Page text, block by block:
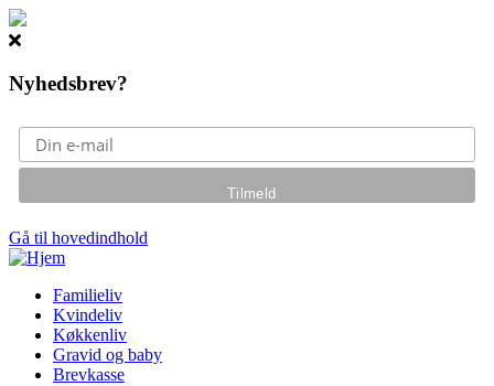
Nyhedsbrev?
Gå til hovedindhold
Familieliv
Kvindeliv
Køkkenliv
Gravid og baby
Brevkasse